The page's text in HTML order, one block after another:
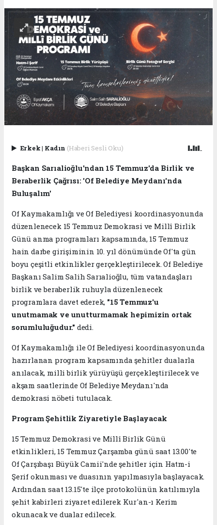
Erkek| Kadın (Haberi Sesli Oku)
Başkan Sarıalioğlu'ndan 15 Temmuz'da Birlik ve
Beraberlik Çağrısı: 'Of Belediye Meydanı'nda
Buluşalım'
Of Kaymakamlığı ve Of Belediyesi koordinasyonunda
düzenlenecek 15 Temmuz Demokrasi ve Millî Birlik
Günü anma programları kapsamında, 15 Temmuz
hain darbe girişiminin 10. yıl dönümünde Of'ta gün
boyu çeşitli etkinlikler gerçekleştirilecek. Of Belediye
Başkanı Salim Salih Sarıalioğlu, tüm vatandaşları
birlik ve beraberlik ruhuyla düzenlenecek
programlara davet ederek, "15 Temmuz'u
unutmamak ve unutturmamak hepimizin ortak
sorumluluğudur." dedi.
Of Kaymakamlığı ile Of Belediyesi koordinasyonunda
hazırlanan program kapsamında şehitler dualarla
anılacak, milli birlik yürüyüşü gerçekleştirilecek ve
akşam saatlerinde Of Belediye Meydanı'nda
demokrasi nöbeti tutulacak.
Program Şehitlik Ziyaretiyle Başlayacak
15 Temmuz Demokrasi ve Millî Birlik Günü
etkinlikleri, 15 Temmuz Çarşamba günü saat 13.00'te
Of Çarşıbaşı Büyük Camii'nde şehitler için Hatm-i
Şerif okunması ve duasının yapılmasıyla başlayacak.
Ardından saat 13.15'te ilçe protokolünün katılımıyla
şehit kabirleri ziyaret edilerek Kur'an-ı Kerim
okunacak ve dualar edilecek.